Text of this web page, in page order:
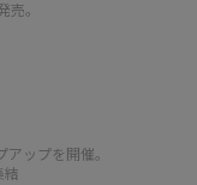
。
ップを開催。
結